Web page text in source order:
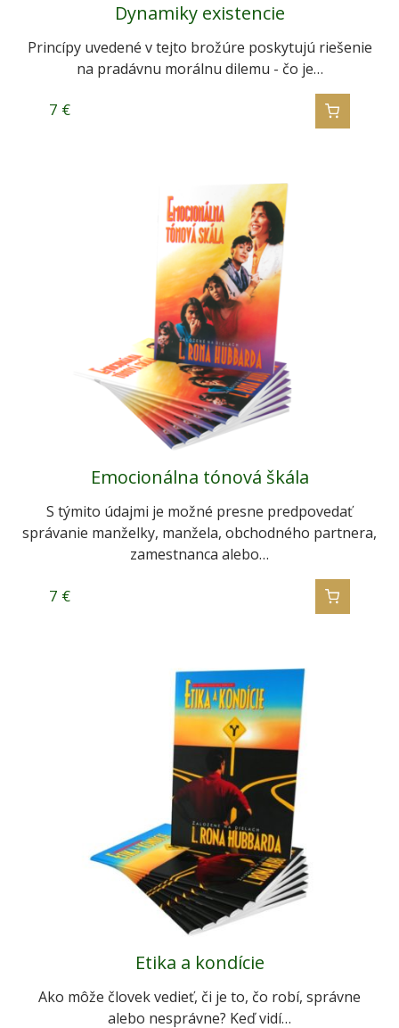
Dynamiky existencie
Princípy uvedené v tejto brožúre poskytujú riešenie
na pradávnu morálnu dilemu - čo je…
7 €
Emocionálna tónová škála
S týmito údajmi je možné presne predpovedať
správanie manželky, manžela, obchodného partnera,
zamestnanca alebo…
7 €
Etika a kondície
Ako môže človek vedieť, či je to, čo robí, správne
alebo nesprávne? Keď vidí…